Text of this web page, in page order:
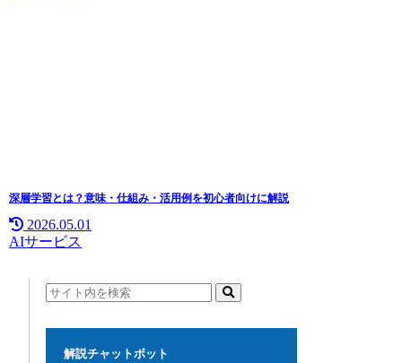
深層学習とは？意味・仕組み・活用例を初心者向けに解説
2026.05.01
AIサービス
解説チャットボット